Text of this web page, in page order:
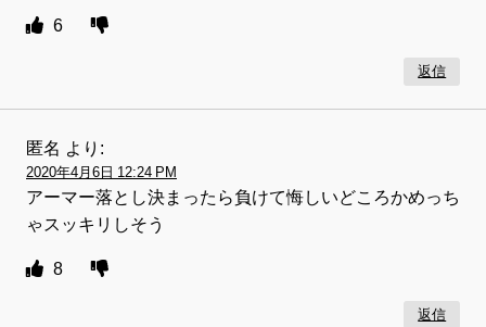
6
返信
匿名 より:
2020年4月6日 12:24 PM
アーマー落とし決まったら負けて悔しいどころかめっち
ゃスッキリしそう
8
返信